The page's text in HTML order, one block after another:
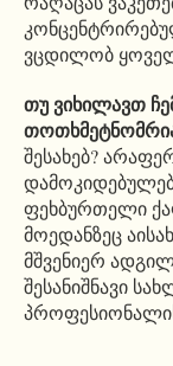
ვცდილობ
თუ ვიხილავთ
შესახებ?
ფეხბურთელი
მოედანზეც
მშვენიერ
შესანიშნავი